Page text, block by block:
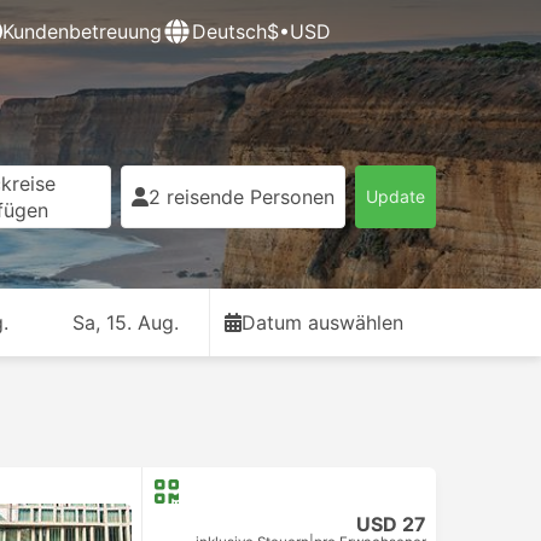
Kundenbetreuung Deutsch$•USD
2 reisende Personen Update
Sa, 15. Aug. Datum auswählen
USD 27